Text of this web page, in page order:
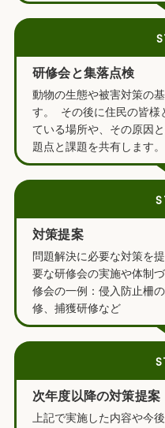
研修会と集落点検
動物の生態や被害対策の
す。 その後に住民の皆様
ている場所や、その原因
題点と課題を共有します。
対策提案
問題解決に必要な対策を
要な研修会の実施や体制
修会の一例：侵入防止柵
修、捕獲研修など
次年度以降の対策提案
上記で実施した内容や今